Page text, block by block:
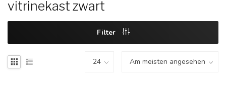
vitrinekast zwart
Filter